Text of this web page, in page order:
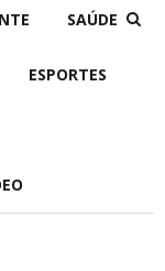
SAÚDE
ESPORTES